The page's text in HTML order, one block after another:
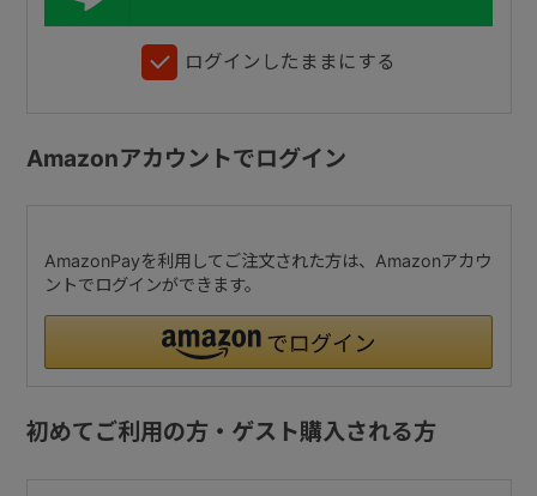
ログインしたままにする
Amazonアカウントでログイン
AmazonPayを利用してご注文された方は、Amazonアカウ
ントでログインができます。
初めてご利用の方・ゲスト購入される方